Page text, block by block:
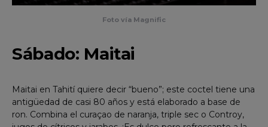
Foto vía Magnific
Sábado: Maitai
Maitai en Tahití quiere decir “bueno”; este coctel tiene una
antigüedad de casi 80 años y está elaborado a base de
ron. Combina el curaçao de naranja, triple sec o Controy,